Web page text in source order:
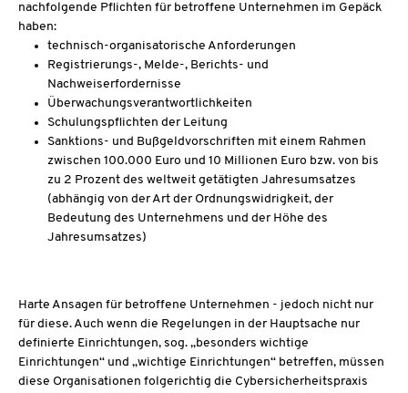
nachfolgende Pflichten für betroffene Unternehmen im Gepäck
haben:
technisch-organisatorische Anforderungen
Registrierungs-, Melde-, Berichts- und
Nachweiserfordernisse
Überwachungsverantwortlichkeiten
Schulungspflichten der Leitung
Sanktions- und Bußgeldvorschriften mit einem Rahmen
zwischen 100.000 Euro und 10 Millionen Euro bzw. von bis
zu 2 Prozent des weltweit getätigten Jahresumsatzes
(abhängig von der Art der Ordnungswidrigkeit, der
Bedeutung des Unternehmens und der Höhe des
Jahresumsatzes)
Harte Ansagen für betroffene Unternehmen - jedoch nicht nur
für diese. Auch wenn die Regelungen in der Hauptsache nur
definierte Einrichtungen, sog. „besonders wichtige
Einrichtungen“ und „wichtige Einrichtungen“ betreffen, müssen
diese Organisationen folgerichtig die Cybersicherheitspraxis